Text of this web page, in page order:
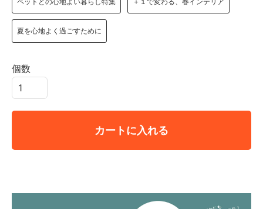
夏を心地よく過ごすために
個数
カートに入れる